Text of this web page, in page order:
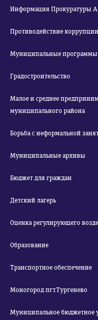
Информация Прокуратуры
Противодействие коррупции
Муниципальные программы
Градостроительство
Малое и среднее
муниципального района
Борьба с неформальной
Муниципальные архивы
Бюджет для граждан
Детский лагерь
Оценка регулирующего
Образование
Транспортное обеспечение
Моногород пгт.Тургенево
Муниципальное бюджетное учреждение